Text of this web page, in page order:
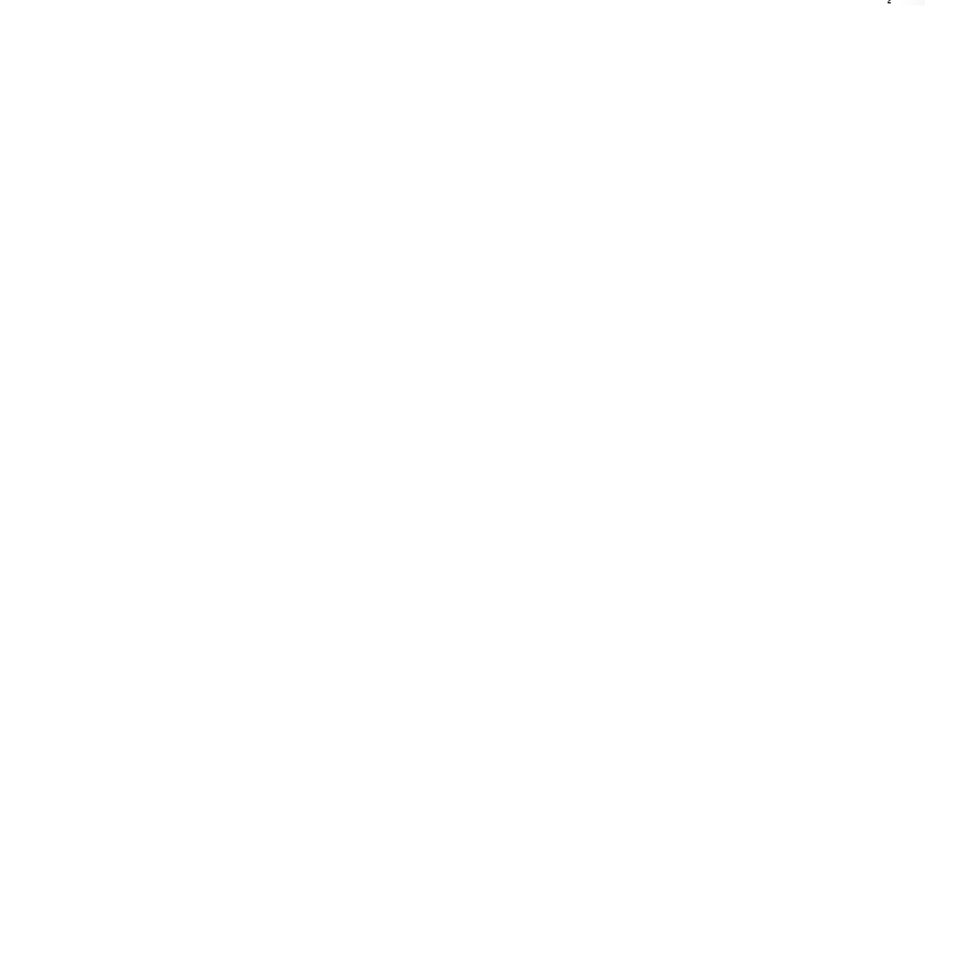
أرض بلادي – الدار البيضاء